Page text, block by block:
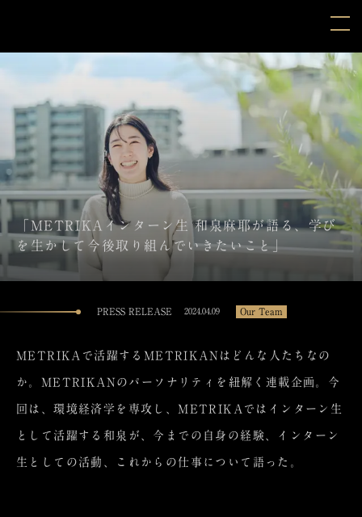
「METRIKAインターン生 和泉麻耶が語る、学び
を生かして今後取り組んでいきたいこと」
PRESS RELEASE 2024.04.09 Our Team
METRIKAで活躍するMETRIKANはどんな人たちなの
か。METRIKANのパーソナリティを紐解く連載企画。今
回は、環境経済学を専攻し、METRIKAではインターン生
として活躍する和泉が、今までの自身の経験、インターン
生としての活動、これからの仕事について語った。